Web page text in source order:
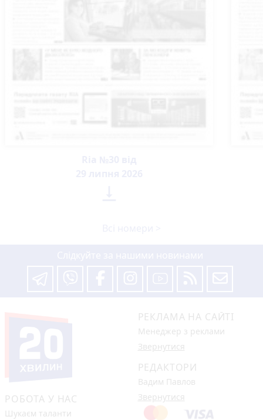
РОБОТА У НАС
Шукаєм таланти
РЕКЛАМА НА САЙТІ
Менеджер з реклами
Звернутися
РЕДАКТОРИ
Вадим Павлов
Звернутися